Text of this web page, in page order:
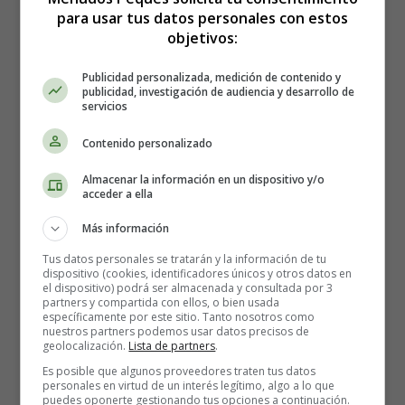
estómago.
Elimina los gérmenes del estómago y evita la pérdida
de líquidos por indigestión y diarrea.
Es una fuente de nutrición sana, además de la leche
materna y otros líquidos rehidratantes.
las enfermedades.
Sus propiedades limpiadoras y curativas tratan las
infecciones del tracto urinario y disuelven los
cálculos renales.
mediante la reposición de sales naturales en el
organismo.
Elimina las lombrices intestinales.
Regula el metabolismo y favorece la pérdida de peso.
Tiene citoquinas, conocidas por sus beneficios
antienvejecimiento en las células y tejidos humanos.
El agua de coco es un tónico maravilloso que
para usar tus datos personales con estos
objetivos:
Publicidad personalizada, medición de contenido y
publicidad, investigación de audiencia y desarrollo de
servicios
Contenido personalizado
Almacenar la información en un dispositivo y/o
acceder a ella
Más información
Tus datos personales se tratarán y la información de tu
dispositivo (cookies, identificadores únicos y otros datos en
el dispositivo) podrá ser almacenada y consultada por 3
partners y compartida con ellos, o bien usada
específicamente por este sitio. Tanto nosotros como
nuestros partners podemos usar datos precisos de
geolocalización. Lista de partners.
Es posible que algunos proveedores traten tus datos
personales en virtud de un interés legítimo, algo a lo que
puedes oponerte gestionando tus opciones a continuación.